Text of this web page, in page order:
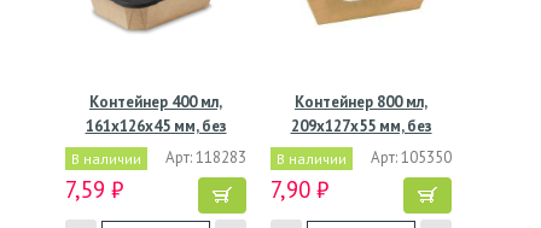
Контейнер 400 мл,
161х126х45 мм, без
окна,…
В наличии Арт: 118283
7,59 ₽
Контейнер 800 мл,
209х127х55 мм, без
окна,…
В наличии Арт: 105350
7,90 ₽